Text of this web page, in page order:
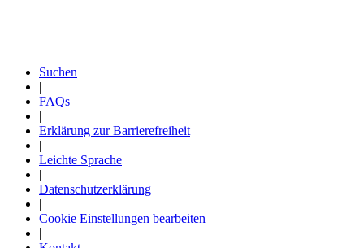
Fußzeile
Suchen
|
FAQs
|
Erklärung zur Barrierefreiheit
|
Leichte Sprache
|
Datenschutzerklärung
|
Cookie Einstellungen bearbeiten
|